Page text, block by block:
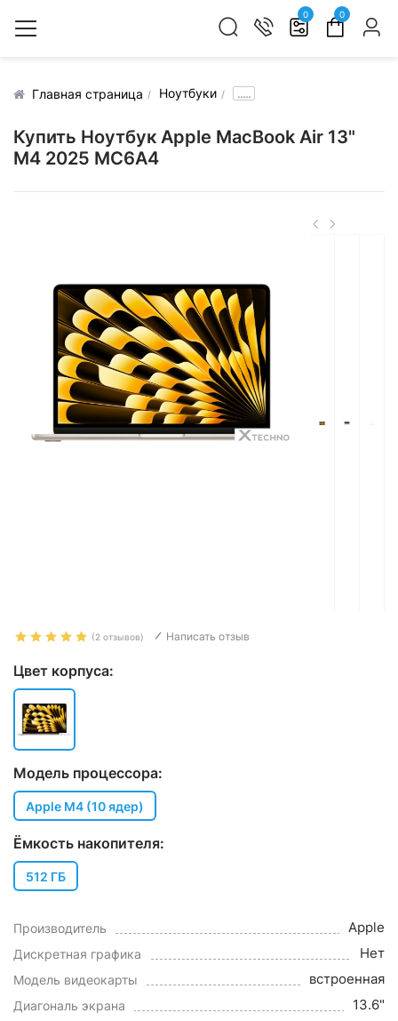
0 0
Главная страница Ноутбуки .....
Купить Ноутбук Apple MacBook Air 13"
M4 2025 MC6A4
(2 отзывов) Написать отзыв
Цвет корпуса:
Модель процессора:
Apple M4 (10 ядер)
Ёмкость накопителя:
512 ГБ
Производитель Apple
Дискретная графика Нет
Модель видеокарты встроенная
Диагональ экрана 13.6"